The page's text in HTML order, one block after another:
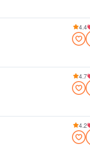
4.4
4.7
4.2